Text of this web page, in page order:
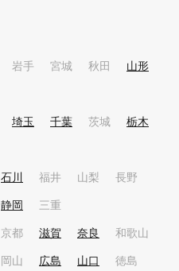
岩手 宮城 秋田 山形
埼玉 千葉 茨城 栃木
石川 福井 山梨 長野
静岡 三重
京都 滋賀 奈良 和歌山
岡山 広島 山口 徳島